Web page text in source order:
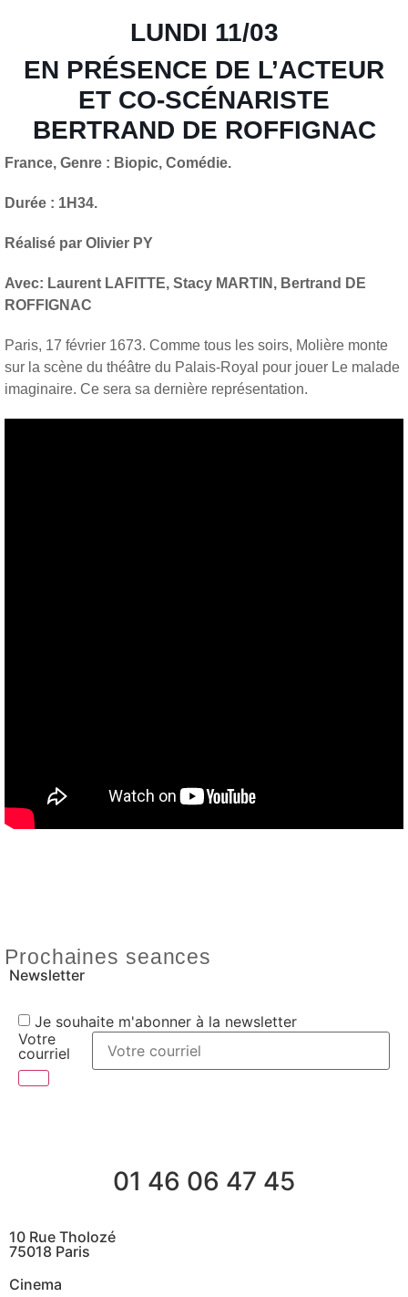
LUNDI 11/03
EN PRÉSENCE DE L’ACTEUR
ET CO-SCÉNARISTE
BERTRAND DE ROFFIGNAC
France, Genre : Biopic, Comédie.
Durée : 1H34.
Réalisé par Olivier PY
Avec: Laurent LAFITTE, Stacy MARTIN, Bertrand DE
ROFFIGNAC
Paris, 17 février 1673. Comme tous les soirs, Molière monte
sur la scène du théâtre du Palais-Royal pour jouer Le malade
imaginaire. Ce sera sa dernière représentation.
Prochaines seances
Newsletter
Je souhaite m'abonner à la newsletter
Votre
courriel
01 46 06 47 45
10 Rue Tholozé
75018 Paris
Cinema